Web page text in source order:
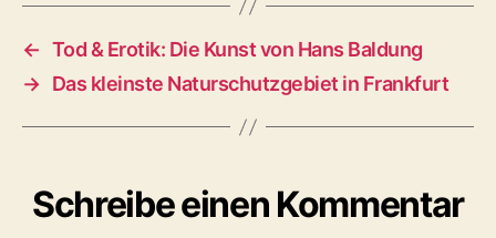
l
g
w
r
← Tod & Erotik: Die Kunst von Hans Baldung
→ Das kleinste Naturschutzgebiet in Frankfurt
Schreibe einen Kommentar